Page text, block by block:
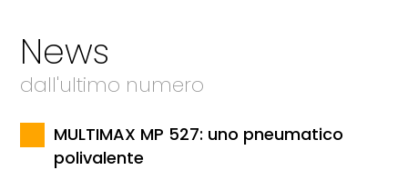
News
dall'ultimo numero
MULTIMAX MP 527: uno pneumatico
polivalente